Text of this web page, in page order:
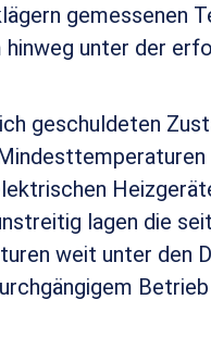
gemessenen
hinweg unter der
geschuldeten
lagen die
weit unter den